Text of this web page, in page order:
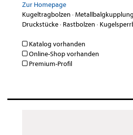
Zur Homepage
Kugeltragbolzen ·
Druckstücke· Rastbolzen ·
Katalog vorhanden
Online-Shop vorhanden
Premium-Profil